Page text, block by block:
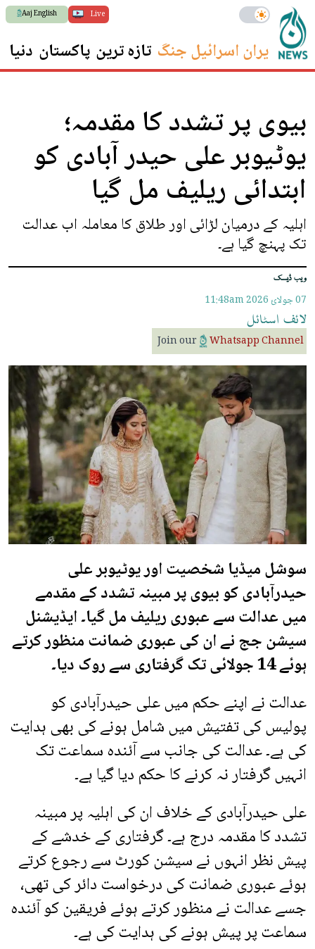
Live
Aaj English
ایران اسرائیل جنگ تازہ ترین پاکستان دنیا
بیوی پر تشدد کا مقدمہ؛
یوٹیوبر علی حیدر آبادی کو
ابتدائی ریلیف مل گیا
اہلیہ کے درمیان لڑائی اور طلاق کا معاملہ اب عدالت
تک پہنچ گیا ہے۔
ویب ڈیسک
07 جولائ 2026 11:48am
لائف اسٹائل
Join our Whatsapp Channel
سوشل میڈیا شخصیت اور یوٹیوبر علی
حیدرآبادی کو بیوی پر مبینہ تشدد کے مقدمے
میں عدالت سے عبوری ریلیف مل گیا۔ ایڈیشنل
سیشن جج نے ان کی عبوری ضمانت منظور کرتے
ہوئے 14 جولائی تک گرفتاری سے روک دیا۔
عدالت نے اپنے حکم میں علی حیدرآبادی کو
پولیس کی تفتیش میں شامل ہونے کی بھی ہدایت
کی ہے۔ عدالت کی جانب سے آئندہ سماعت تک
انہیں گرفتار نہ کرنے کا حکم دیا گیا ہے۔
علی حیدرآبادی کے خلاف ان کی اہلیہ پر مبینہ
تشدد کا مقدمہ درج ہے۔ گرفتاری کے خدشے کے
پیش نظر انہوں نے سیشن کورٹ سے رجوع کرتے
ہوئے عبوری ضمانت کی درخواست دائر کی تھی،
جسے عدالت نے منظور کرتے ہوئے فریقین کو آئندہ
سماعت پر پیش ہونے کی ہدایت کی ہے۔